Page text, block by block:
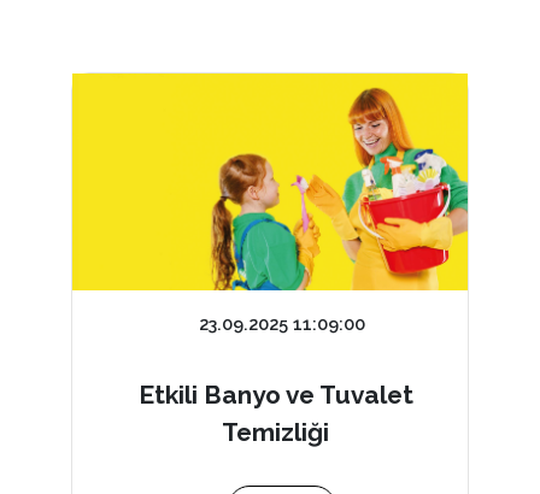
23.09.2025 11:09:00
Etkili Banyo ve Tuvalet
Temizliği